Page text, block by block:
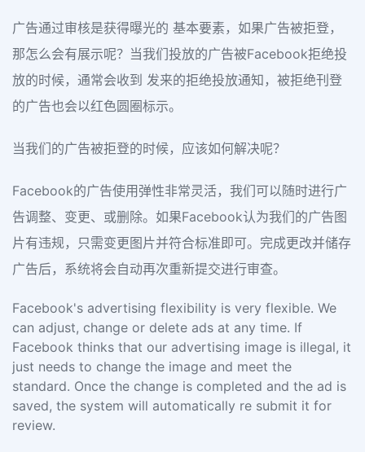
广告通过审核是获得曝光的 基本要素，如果广告被拒登，
那怎么会有展示呢？当我们投放的广告被Facebook拒绝投
放的时候，通常会收到 发来的拒绝投放通知，被拒绝刊登
的广告也会以红色圆圈标示。
当我们的广告被拒登的时候，应该如何解决呢？
Facebook的广告使用弹性非常灵活，我们可以随时进行广
告调整、变更、或删除。如果Facebook认为我们的广告图
片有违规，只需变更图片并符合标准即可。完成更改并储存
广告后，系统将会自动再次重新提交进行审查。
Facebook's advertising flexibility is very flexible. We
can adjust, change or delete ads at any time. If
Facebook thinks that our advertising image is illegal, it
just needs to change the image and meet the
standard. Once the change is completed and the ad is
saved, the system will automatically re submit it for
review.